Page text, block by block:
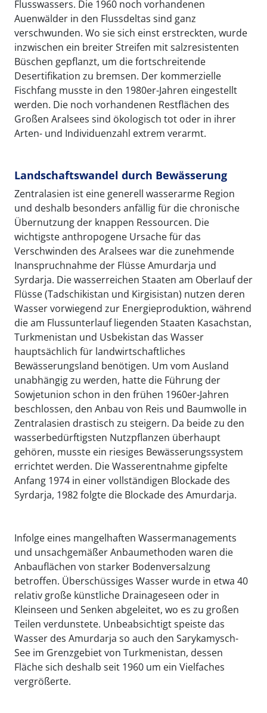
Flusswassers. Die 1960 noch vorhandenen
Auenwälder in den Flussdeltas sind ganz
verschwunden. Wo sie sich einst erstreckten, wurde
inzwischen ein breiter Streifen mit salzresistenten
Büschen gepflanzt, um die fortschreitende
Desertifikation zu bremsen. Der kommerzielle
Fischfang musste in den 1980er-Jahren eingestellt
werden. Die noch vorhandenen Restflächen des
Großen Aralsees sind ökologisch tot oder in ihrer
Arten- und Individuenzahl extrem verarmt.
Landschaftswandel durch Bewässerung
Zentralasien ist eine generell wasserarme Region
und deshalb besonders anfällig für die chronische
Übernutzung der knappen Ressourcen. Die
wichtigste anthropogene Ursache für das
Verschwinden des Aralsees war die zunehmende
Inanspruchnahme der Flüsse Amurdarja und
Syrdarja. Die wasserreichen Staaten am Oberlauf der
Flüsse (Tadschikistan und Kirgisistan) nutzen deren
Wasser vorwiegend zur Energieproduktion, während
die am Flussunterlauf liegenden Staaten Kasachstan,
Turkmenistan und Usbekistan das Wasser
hauptsächlich für landwirtschaftliches
Bewässerungsland benötigen. Um vom Ausland
unabhängig zu werden, hatte die Führung der
Sowjetunion schon in den frühen 1960er-Jahren
beschlossen, den Anbau von Reis und Baumwolle in
Zentralasien drastisch zu steigern. Da beide zu den
wasserbedürftigsten Nutzpflanzen überhaupt
gehören, musste ein riesiges Bewässerungssystem
errichtet werden. Die Wasserentnahme gipfelte
Anfang 1974 in einer vollständigen Blockade des
Syrdarja, 1982 folgte die Blockade des Amurdarja.
Infolge eines mangelhaften Wassermanagements
und unsachgemäßer Anbaumethoden waren die
Anbauflächen von starker Bodenversalzung
betroffen. Überschüssiges Wasser wurde in etwa 40
relativ große künstliche Drainageseen oder in
Kleinseen und Senken abgeleitet, wo es zu großen
Teilen verdunstete. Unbeabsichtigt speiste das
Wasser des Amurdarja so auch den Sarykamysch-
See im Grenzgebiet von Turkmenistan, dessen
Fläche sich deshalb seit 1960 um ein Vielfaches
vergrößerte.